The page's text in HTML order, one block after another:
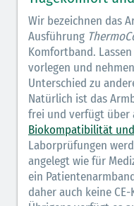
Wir bezeichnen das
Ausführung
Komfortband.
vorlegen und
Unterschied zu
Natürlich ist das
frei und verfügt über
Biokompatibilität
Laborprüfungen
angelegt wie für
ein
daher auch keine